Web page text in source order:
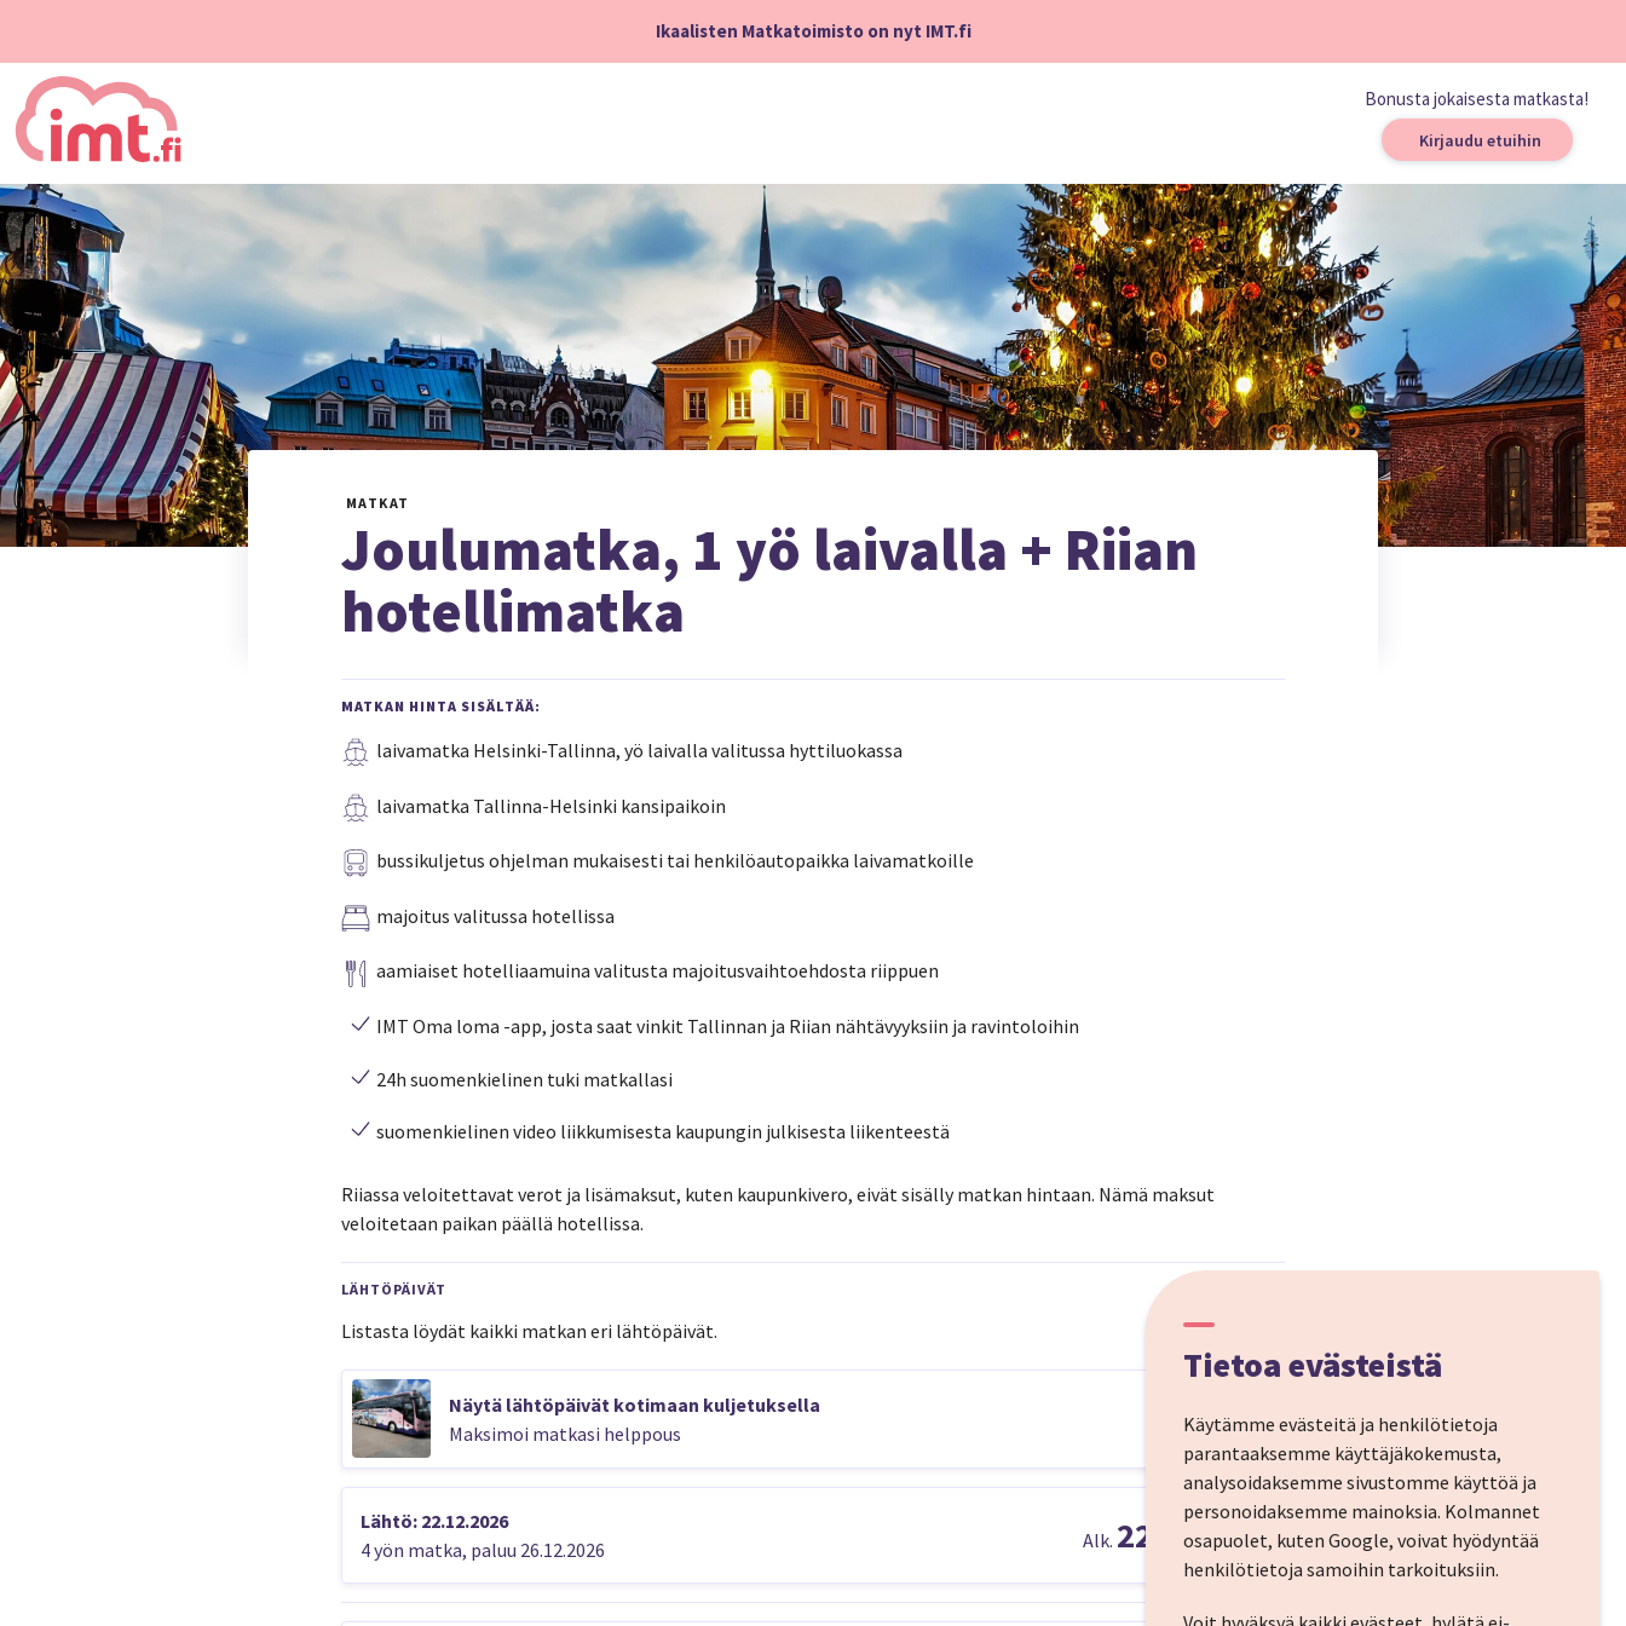
Ikaalisten Matkatoimisto on nyt IMT.fi
Bonusta jokaisesta matkasta!
Kirjaudu etuihin
MATKAT
Joulumatka, 1 yö laivalla + Riian
hotellimatka
MATKAN HINTA SISÄLTÄÄ:
laivamatka Helsinki-Tallinna, yö laivalla valitussa hyttiluokassa
laivamatka Tallinna-Helsinki kansipaikoin
bussikuljetus ohjelman mukaisesti tai henkilöautopaikka laivamatkoille
majoitus valitussa hotellissa
aamiaiset hotelliaamuina valitusta majoitusvaihtoehdosta riippuen
IMT Oma loma -app, josta saat vinkit Tallinnan ja Riian nähtävyyksiin ja ravintoloihin
24h suomenkielinen tuki matkallasi
suomenkielinen video liikkumisesta kaupungin julkisesta liikenteestä
Riiassa veloitettavat verot ja lisämaksut, kuten kaupunkivero, eivät sisälly matkan hintaan. Nämä maksut
veloitetaan paikan päällä hotellissa.
LÄHTÖPÄIVÄT
Listasta löydät kaikki matkan eri lähtöpäivät.
Näytä lähtöpäivät kotimaan kuljetuksella
Maksimoi matkasi helppous
Lähtö: 22.12.2026
4 yön matka, paluu 26.12.2026
Alk. 229,00 €
Tietoa evästeistä
Käytämme evästeitä ja henkilötietoja
parantaaksemme käyttäjäkokemusta,
analysoidaksemme sivustomme käyttöä ja
personoidaksemme mainoksia. Kolmannet
osapuolet, kuten Google, voivat hyödyntää
henkilötietoja samoihin tarkoituksiin.